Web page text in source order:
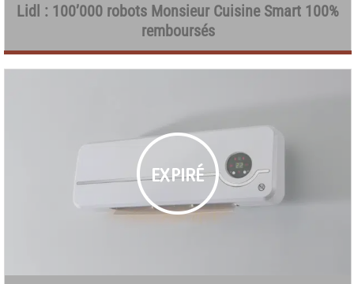
Lidl : 100’000 robots Monsieur Cuisine Smart 100%
remboursés